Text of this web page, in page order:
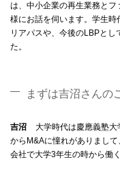
は、中小企業の再生業務と
様にお話を伺います。学生時
リアパスや、今後のLBPとし
た。
まずは吉沼さんの
吉沼
大学時代は慶應義塾
からM&Aに憧れがありまし
会社で大学3年生の時から働